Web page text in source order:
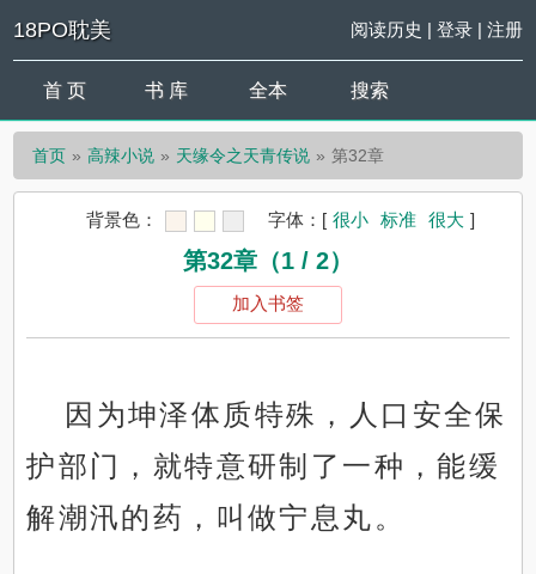
18PO耽美 阅读历史 | 登录| 注册
首 页 书 库 全本 搜索
首页 高辣小说 天缘令之天青传说 第32章
背景色： 字体： [ 很小 标准 很大 ]
第32章（1 / 2）
加入书签
因为坤泽体质特殊，人口安全保
护部门，就特意研制了一种，能缓
解潮汛的药，叫做宁息丸。